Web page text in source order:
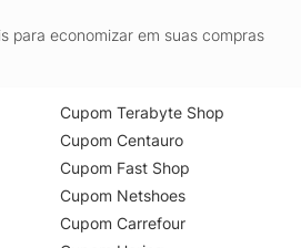
para economizar em suas compras
Cupom Terabyte Shop
Cupom Centauro
Cupom Fast Shop
Cupom Netshoes
Cupom Carrefour